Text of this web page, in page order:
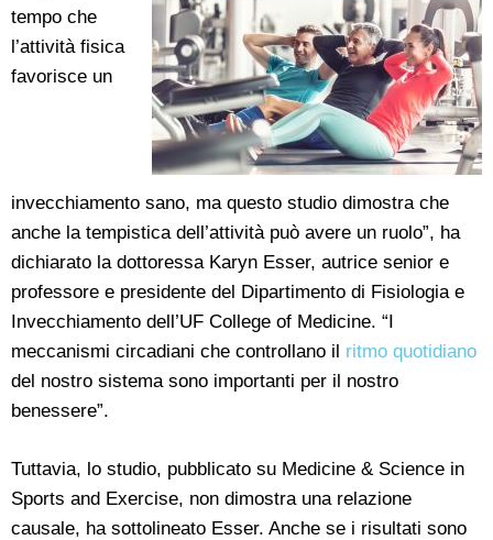
tempo che
l’attività fisica
favorisce un
invecchiamento sano, ma questo studio dimostra che
anche la tempistica dell’attività può avere un ruolo”, ha
dichiarato la dottoressa Karyn Esser, autrice senior e
professore e presidente del Dipartimento di Fisiologia e
Invecchiamento dell’UF College of Medicine. “I
meccanismi circadiani che controllano il ritmo quotidiano
del nostro sistema sono importanti per il nostro
benessere”.
Tuttavia, lo studio, pubblicato su Medicine & Science in
Sports and Exercise, non dimostra una relazione
causale, ha sottolineato Esser. Anche se i risultati sono